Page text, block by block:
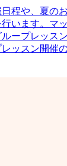
程や、夏の
います。マ
ープレッス
ッスン開